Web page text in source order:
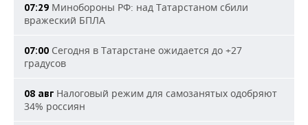
07:29 Минобороны РФ: над Татарстаном сбили
вражеский БПЛА
07:00 Сегодня в Татарстане ожидается до +27
градусов
08 авг Налоговый режим для самозанятых одобряют
34% россиян